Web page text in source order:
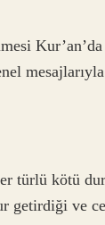
türlü kötü
getirdiği ve